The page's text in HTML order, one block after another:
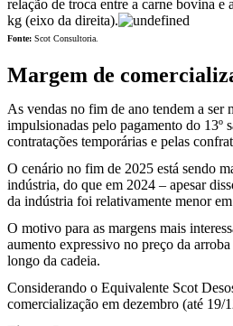
relação de troca entre a carne bovina e
kg (eixo da direita).
Fonte: Scot Consultoria.
Margem de
As vendas no fim de ano tendem a ser
impulsionadas pelo pagamento do 13º
contratações temporárias e pelas
O cenário no fim de 2025 está sendo
indústria, do que em 2024 – apesar
da indústria foi relativamente menor
O motivo para as margens mais
aumento expressivo no preço da
longo da cadeia.
Considerando o Equivalente Scot
comercialização em dezembro (até 19/